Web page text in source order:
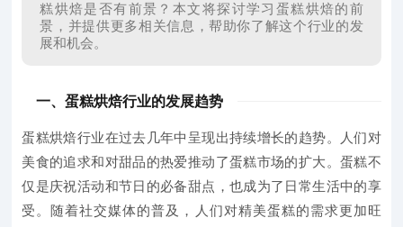
糕烘焙是否有前景？本文将探讨学习蛋糕烘焙的前
景，并提供更多相关信息，帮助你了解这个行业的发
展和机会。
一、蛋糕烘焙行业的发展趋势
蛋糕烘焙行业在过去几年中呈现出持续增长的趋势。人们对
美食的追求和对甜品的热爱推动了蛋糕市场的扩大。蛋糕不
仅是庆祝活动和节日的必备甜点，也成为了日常生活中的享
受。随着社交媒体的普及，人们对精美蛋糕的需求更加旺